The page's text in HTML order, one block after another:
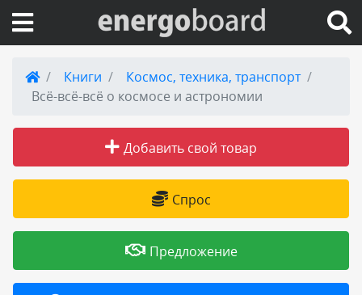
Вход на сайт
Публикации
Товары и услуги
Книги
Космос, техника, транспорт
Всё-всё-всё о космосе и астрономии
Добавить свой товар
Спрос
Предложение